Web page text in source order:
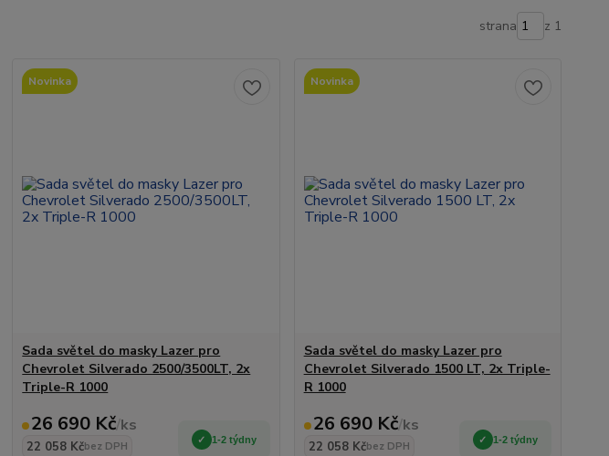
strana z 1
Novinka
Sada světel do masky Lazer pro
Chevrolet Silverado 2500/3500LT, 2x
Triple-R 1000
26 690 Kč/ks
22 058 Kčbez DPH
1-2 týdny
Novinka
Sada světel do masky Lazer pro
Chevrolet Silverado 1500 LT, 2x Triple-
R 1000
26 690 Kč/ks
22 058 Kčbez DPH
1-2 týdny